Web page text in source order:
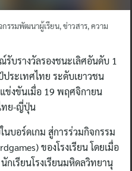
กรรมพัฒนาผู้เรียน,ข่าวสาร,ความ
รับรางวัลรองชนะเลิศอันดับ 1
ระเทศไทย ระดับเยาวชน
ข่งขันเมื่อ 19 พฤศจิกายน
ทย-ญี่ปุ่น
บอร์ดเกม สู่การร่วมกิจกรรม
ของโรงเรียน โดยเมื่อ
เรียนโรงเรียนมหิดลวิทยานุ